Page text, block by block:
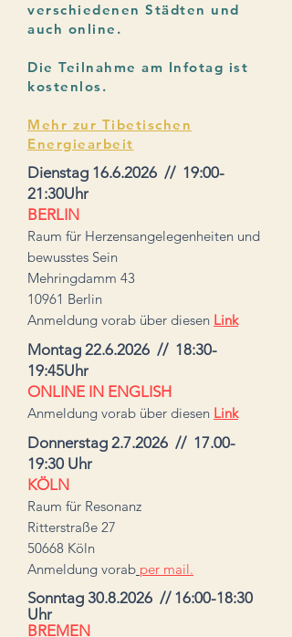
verschiedenen Städten und
auch online.
Die Teilnahme am Infotag ist
kostenlos.
Mehr zur Tibetischen
Energiearbeit
Dienstag 16.6.2026 // 19:00-
21:30Uhr
BERLIN
Raum für Herzensangelegenheiten und
bewusstes Sein
Mehringdamm 43
10961 Berlin
Anmeldung vorab über diesen Link
Montag 22.6.2026 // 18:30-
19:45Uhr
ONLINE IN ENGLISH
Anmeldung vorab über diesen Link
Donnerstag 2.7.2026 // 17.00-
19:30 Uhr
KÖLN
Raum für Resonanz
Ritterstraße 27
50668 Köln
Anmeldung vorab per mail.
Sonntag 30.8.2026 // 16:00-18:30
Uhr
BREMEN